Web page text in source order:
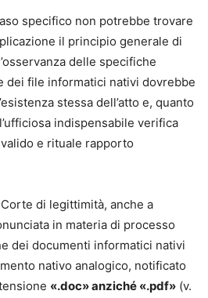
specifico non potrebbe trovare
il principio generale di
delle specifiche
dei file informatici nativi dovrebbe
stessa dell’atto e, quanto
indispensabile verifica
e rituale rapporto
di legittimità, anche a
in materia di processo
dei documenti informatici nativi
nativo analogico, notificato
«.doc» anziché «.pdf» (v.